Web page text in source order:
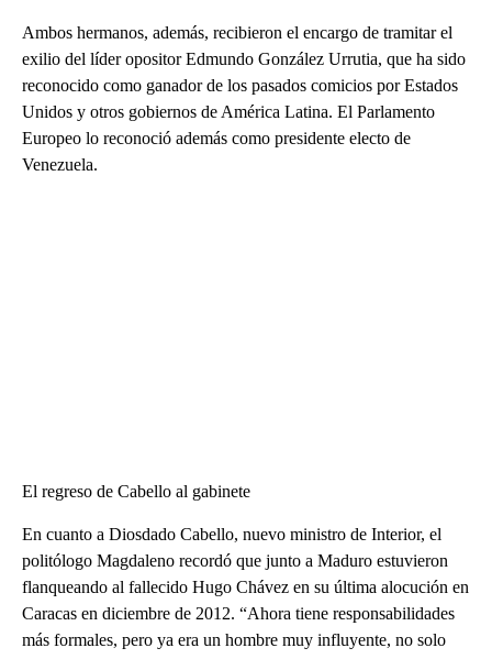
Ambos hermanos, además, recibieron el encargo de tramitar el
exilio del líder opositor Edmundo González Urrutia, que ha sido
reconocido como ganador de los pasados comicios por Estados
Unidos y otros gobiernos de América Latina. El Parlamento
Europeo lo reconoció además como presidente electo de
Venezuela.
El regreso de Cabello al gabinete
En cuanto a Diosdado Cabello, nuevo ministro de Interior, el
politólogo Magdaleno recordó que junto a Maduro estuvieron
flanqueando al fallecido Hugo Chávez en su última alocución en
Caracas en diciembre de 2012. “Ahora tiene responsabilidades
más formales, pero ya era un hombre muy influyente, no solo